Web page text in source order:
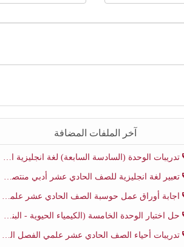
آخر الملفات المضافة
تدريبات الوحدة (السادسة السابعة) لغة انجليزية الصف الحادي عشر أدبي منتصف الفصل الثاني
تعبير لغة انجليزية للصف الحادي عشر أدبي منتصف الفصل الثاني
اجابة أوراق عمل حوسبة الصف الحادي عشر علمي منتصف الفصل الثاني
حل اختبار الوحدة الخامسة (الكيمياء الحيوية - البناء الضوئي) أحياء الصف الحادي عشر علمي الفصل الثاني
تدريبات أحياء الصف الحادي عشر علمي الفصل الثاني